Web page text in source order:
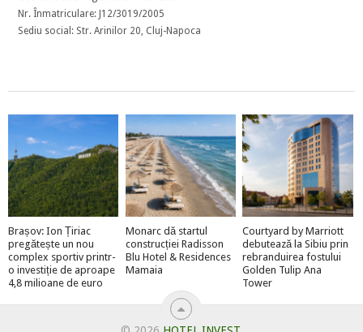
Nr. Înmatriculare: J12/3019/2005
Sediu social: Str. Arinilor 20, Cluj-Napoca
Brașov: Ion Țiriac
pregătește un nou
complex sportiv printr-
o investiție de aproape
4,8 milioane de euro
Monarc dă startul
construcției Radisson
Blu Hotel & Residences
Mamaia
Courtyard by Marriott
debutează la Sibiu prin
rebranduirea fostului
Golden Tulip Ana
Tower